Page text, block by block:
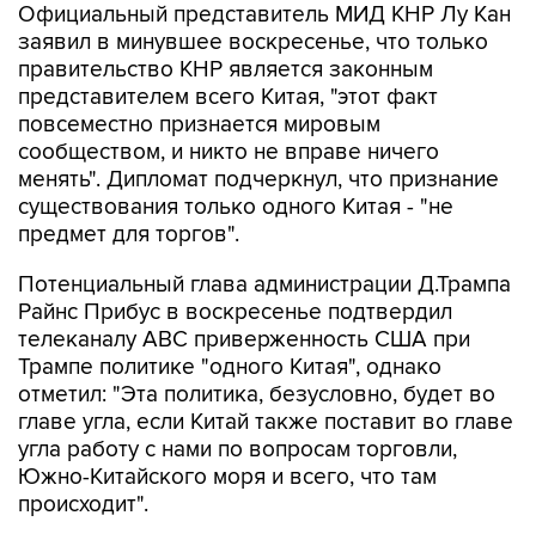
Официальный представитель МИД КНР Лу Кан
заявил в минувшее воскресенье, что только
правительство КНР является законным
представителем всего Китая, "этот факт
повсеместно признается мировым
сообществом, и никто не вправе ничего
менять". Дипломат подчеркнул, что признание
существования только одного Китая - "не
предмет для торгов".
Потенциальный глава администрации Д.Трампа
Райнс Прибус в воскресенье подтвердил
телеканалу ABC приверженность США при
Трампе политике "одного Китая", однако
отметил: "Эта политика, безусловно, будет во
главе угла, если Китай также поставит во главе
угла работу с нами по вопросам торговли,
Южно-Китайского моря и всего, что там
происходит".